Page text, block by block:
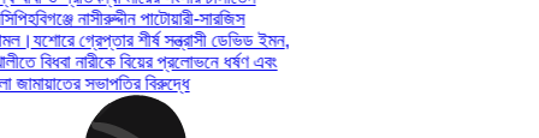
হবিগঞ্জে নাসীরুদ্দীন পাটোয়ারী-সারজিস
যশোরে গ্রেপ্তার শীর্ষ সন্ত্রাসী ডেভিড ইমন,
বিধবা নারীকে বিয়ের প্রলোভনে ধর্ষণ এবং
সভাপতির বিরুদ্ধে